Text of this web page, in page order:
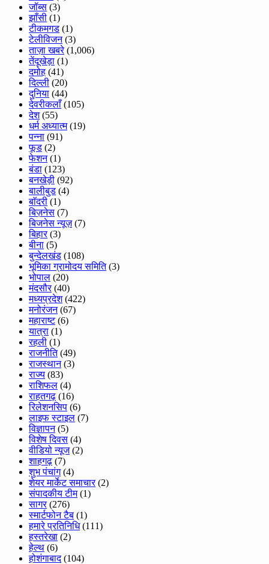
जॉब्स (3)
झाँसी (1)
टीकमगड (1)
टेलीविजन(3)
ताज़ा खबरे(1,006)
तेंदूखेड़ा (1)
दमोह (41)
दिल्ली (20)
दुनिया (44)
देवरीकलाँ(105)
देश(55)
धर्म अध्यात्म(19)
पन्ना (91)
फूड (2)
फेशन(1)
बंडा (123)
बनखेड़ी (92)
बालीबुड (4)
बाॅदरी (1)
बिज़नेस (7)
बिजनेस न्यूज़(7)
बिहार(3)
बीना (5)
बुन्देलखंड (108)
भूमिका ग्रामोदय समिति(3)
भोपाल (20)
मंदसौर(40)
मध्यप्रदेश(422)
मनोरंजन(67)
महाराष्ट(6)
यात्रा (1)
रहली (1)
राजनीति(49)
राजस्थान(3)
राज्य (83)
राशिफल (4)
राहतगढ़ (16)
रिलेशनसिप (6)
लाइफ स्टाइल (7)
विज्ञापन(5)
विशेष दिवस (4)
वीडियो न्यूज(2)
शाहगढ़ (7)
शुभ पंचांग(4)
शेयर मार्केट समाचार(2)
संपादकीय टीम(1)
सागर(276)
स्मार्टफोन टैब (1)
हमारे प्रतिनिधि(111)
हस्तरेखा (2)
हेल्थ (6)
होशंगाबाद(104)